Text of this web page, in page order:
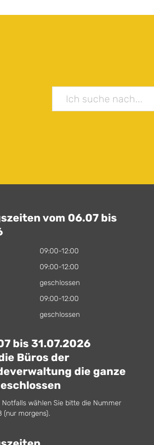
vom 06.07 bis
09:00-12:00
09:00-12:00
geschlossen
09:00-12:00
geschlossen
bis 31.07.2026
Büros der
die ganze
Notfalls wählen Sie bitte die Nummer
(nur morgens).